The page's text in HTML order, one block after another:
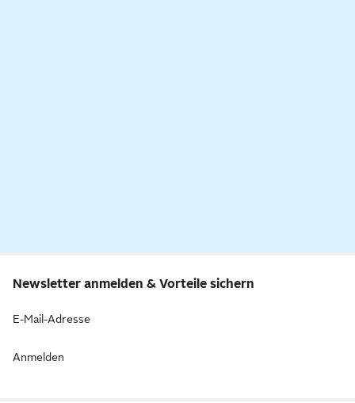
Newsletter anmelden & Vorteile sichern
E-Mail-Adresse
Anmelden